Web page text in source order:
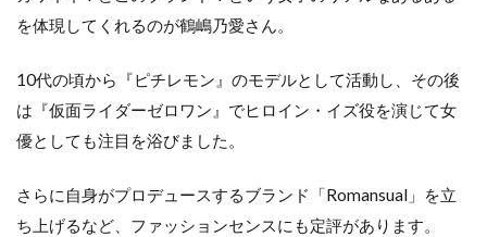
を体現してくれるのが鶴嶋乃愛さん。
10代の頃から『ピチレモン』のモデルとして活動し、その後
は『仮面ライダーゼロワン』でヒロイン・イズ役を演じて女
優としても注目を浴びました。
さらに自身がプロデュースするブランド「Romansual」を立
ち上げるなど、ファッションセンスにも定評があります。